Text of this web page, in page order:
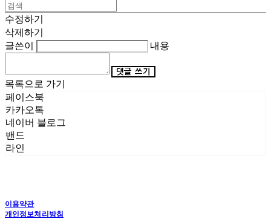
수정하기
삭제하기
글쓴이
내용
댓글 쓰기
목록으로 가기
페이스북
카카오톡
네이버 블로그
밴드
라인
이용약관
개인정보처리방침